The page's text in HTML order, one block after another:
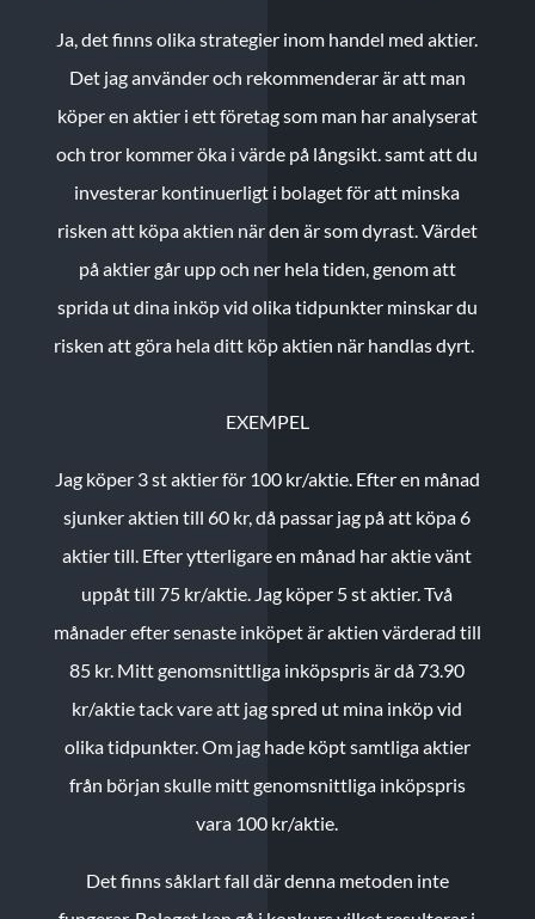
Ja, det finns olika strategier inom handel med aktier.
Det jag använder och rekommenderar är att man
köper en aktier i ett företag som man har analyserat
och tror kommer öka i värde på långsikt. samt att du
investerar kontinuerligt i bolaget för att minska
risken att köpa aktien när den är som dyrast. Värdet
på aktier går upp och ner hela tiden, genom att
sprida ut dina inköp vid olika tidpunkter minskar du
risken att göra hela ditt köp aktien när handlas dyrt.
EXEMPEL
Jag köper 3 st aktier för 100 kr/aktie. Efter en månad
sjunker aktien till 60 kr, då passar jag på att köpa 6
aktier till. Efter ytterligare en månad har aktie vänt
uppåt till 75 kr/aktie. Jag köper 5 st aktier.Två
månader efter senaste inköpet är aktien värderad till
85 kr. Mitt genomsnittliga inköpspris är då 73.90
kr/aktie tack vare att jag spred ut mina inköp vid
olika tidpunkter. Om jag hade köpt samtliga aktier
från början skulle mitt genomsnittliga inköpspris
vara 100 kr/aktie.
Det finns såklart fall där denna metoden inte